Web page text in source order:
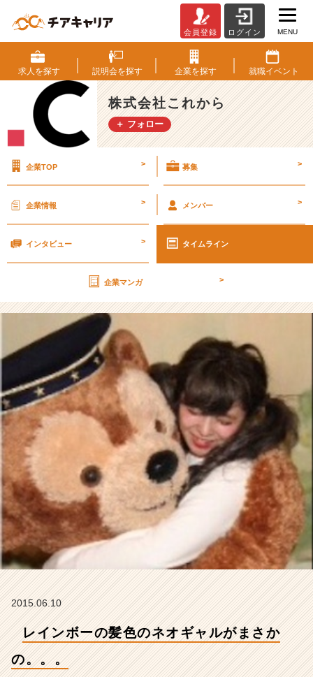
イ
ン
ボ
ー
の
髪
オ
ル
か
の。。。
【株
式
会
社
こ
れ
か
ら
タ
イ
ン】
|
成
長
会員登録 ログイン MENU
求人を探す 説明会を探す 企業を探す 就職イベント
株式会社これから
＋ フォロー
企業TOP > 募集 >
企業情報 > メンバー >
インタビュー > タイムライン
企業マンガ >
2015.06.10
レインボーの髪色のネオギャルがまさか
の。。。